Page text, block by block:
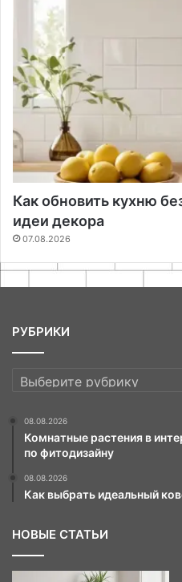
Как обновить кухню
идеи декора
07.08.2026
РУБРИКИ
РУБРИКИ
08.08.2026
Комнатные растения в
по фитодизайну
08.08.2026
Как выбрать идеальный
НОВЫЕ СТАТЬИ